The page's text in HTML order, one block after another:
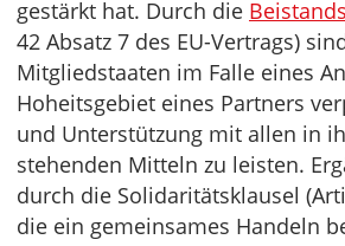
gestärkt hat. Durch die
42 Absatz 7 des EU-Vertrags)
Mitgliedstaaten im Falle eines
Hoheitsgebiet eines Partners
und Unterstützung mit allen in
stehenden Mitteln zu leisten.
durch die Solidaritätsklausel
die ein gemeinsames Handeln